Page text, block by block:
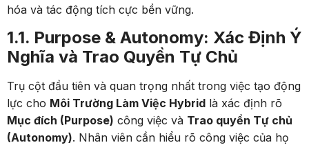
hóa và tác động tích cực bền vững.
1.1. Purpose & Autonomy: Xác Định Ý
Nghĩa và Trao Quyền Tự Chủ
Trụ cột đầu tiên và quan trọng nhất trong việc tạo động
lực cho Môi Trường Làm Việc Hybrid là xác định rõ
Mục đích (Purpose) công việc và Trao quyền Tự chủ
(Autonomy). Nhân viên cần hiểu rõ công việc của họ